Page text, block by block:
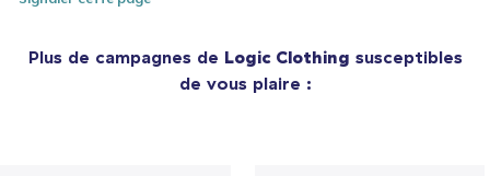
Plus de campagnes de Logic Clothing susceptibles
de vous plaire :